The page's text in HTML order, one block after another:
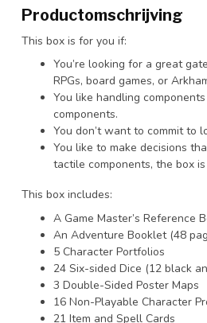
Productomschrijving
This box is for you if:
You’re looking for a great
RPGs, board games, or
You like handling
components.
You don’t want to commit to
You like to make decisions
tactile components, the box
This box includes:
A Game Master’s Reference
An Adventure Booklet (48
5 Character Portfolios
24 Six-sided Dice (12 black
3 Double-Sided Poster Maps
16 Non-Playable Character
21 Item and Spell Cards